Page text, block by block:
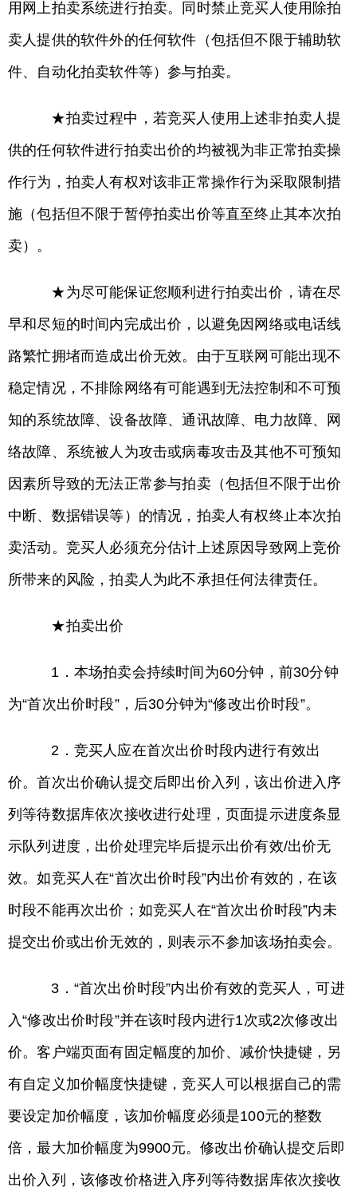
用网上拍卖系统进行拍卖。同时禁止竞买人使用除拍
卖人提供的软件外的任何软件（包括但不限于辅助软
件、自动化拍卖软件等）参与拍卖。
★拍卖过程中，若竞买人使用上述非拍卖人提
供的任何软件进行拍卖出价的均被视为非正常拍卖操
作行为，拍卖人有权对该非正常操作行为采取限制措
施（包括但不限于暂停拍卖出价等直至终止其本次拍
卖）。
★为尽可能保证您顺利进行拍卖出价，请在尽
早和尽短的时间内完成出价，以避免因网络或电话线
路繁忙拥堵而造成出价无效。由于互联网可能出现不
稳定情况，不排除网络有可能遇到无法控制和不可预
知的系统故障、设备故障、通讯故障、电力故障、网
络故障、系统被人为攻击或病毒攻击及其他不可预知
因素所导致的无法正常参与拍卖（包括但不限于出价
中断、数据错误等）的情况，拍卖人有权终止本次拍
卖活动。竞买人必须充分估计上述原因导致网上竞价
所带来的风险，拍卖人为此不承担任何法律责任。
★拍卖出价
1．本场拍卖会持续时间为60分钟，前30分钟
为“首次出价时段”，后30分钟为“修改出价时段”。
2．竞买人应在首次出价时段内进行有效出
价。首次出价确认提交后即出价入列，该出价进入序
列等待数据库依次接收进行处理，页面提示进度条显
示队列进度，出价处理完毕后提示出价有效/出价无
效。如竞买人在“首次出价时段”内出价有效的，在该
时段不能再次出价；如竞买人在“首次出价时段”内未
提交出价或出价无效的，则表示不参加该场拍卖会。
3．“首次出价时段”内出价有效的竞买人，可进
入“修改出价时段”并在该时段内进行1次或2次修改出
价。客户端页面有固定幅度的加价、减价快捷键，另
有自定义加价幅度快捷键，竞买人可以根据自己的需
要设定加价幅度，该加价幅度必须是100元的整数
倍，最大加价幅度为9900元。修改出价确认提交后即
出价入列，该修改价格进入序列等待数据库依次接收